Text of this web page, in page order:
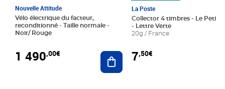
Nouvelle Attitude
Vélo électrique du facteur,
reconditionné - Taille normale -
Noir/ Rouge
1 490,00€ Ajouter au panier
La Poste
Collector 4 timbres - Le Petit
- Lettre Verte
20g / France
7,50€